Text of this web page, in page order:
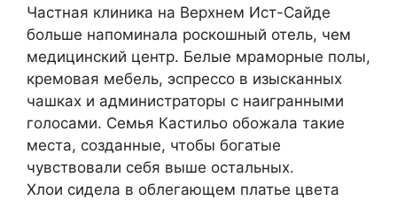
Частная клиника на Верхнем Ист-Сайде
больше напоминала роскошный отель, чем
медицинский центр. Белые мраморные полы,
кремовая мебель, эспрессо в изысканных
чашках и администраторы с наигранными
голосами. Семья Кастильо обожала такие
места, созданные, чтобы богатые
чувствовали себя выше остальных.
Хлои сидела в облегающем платье цвета